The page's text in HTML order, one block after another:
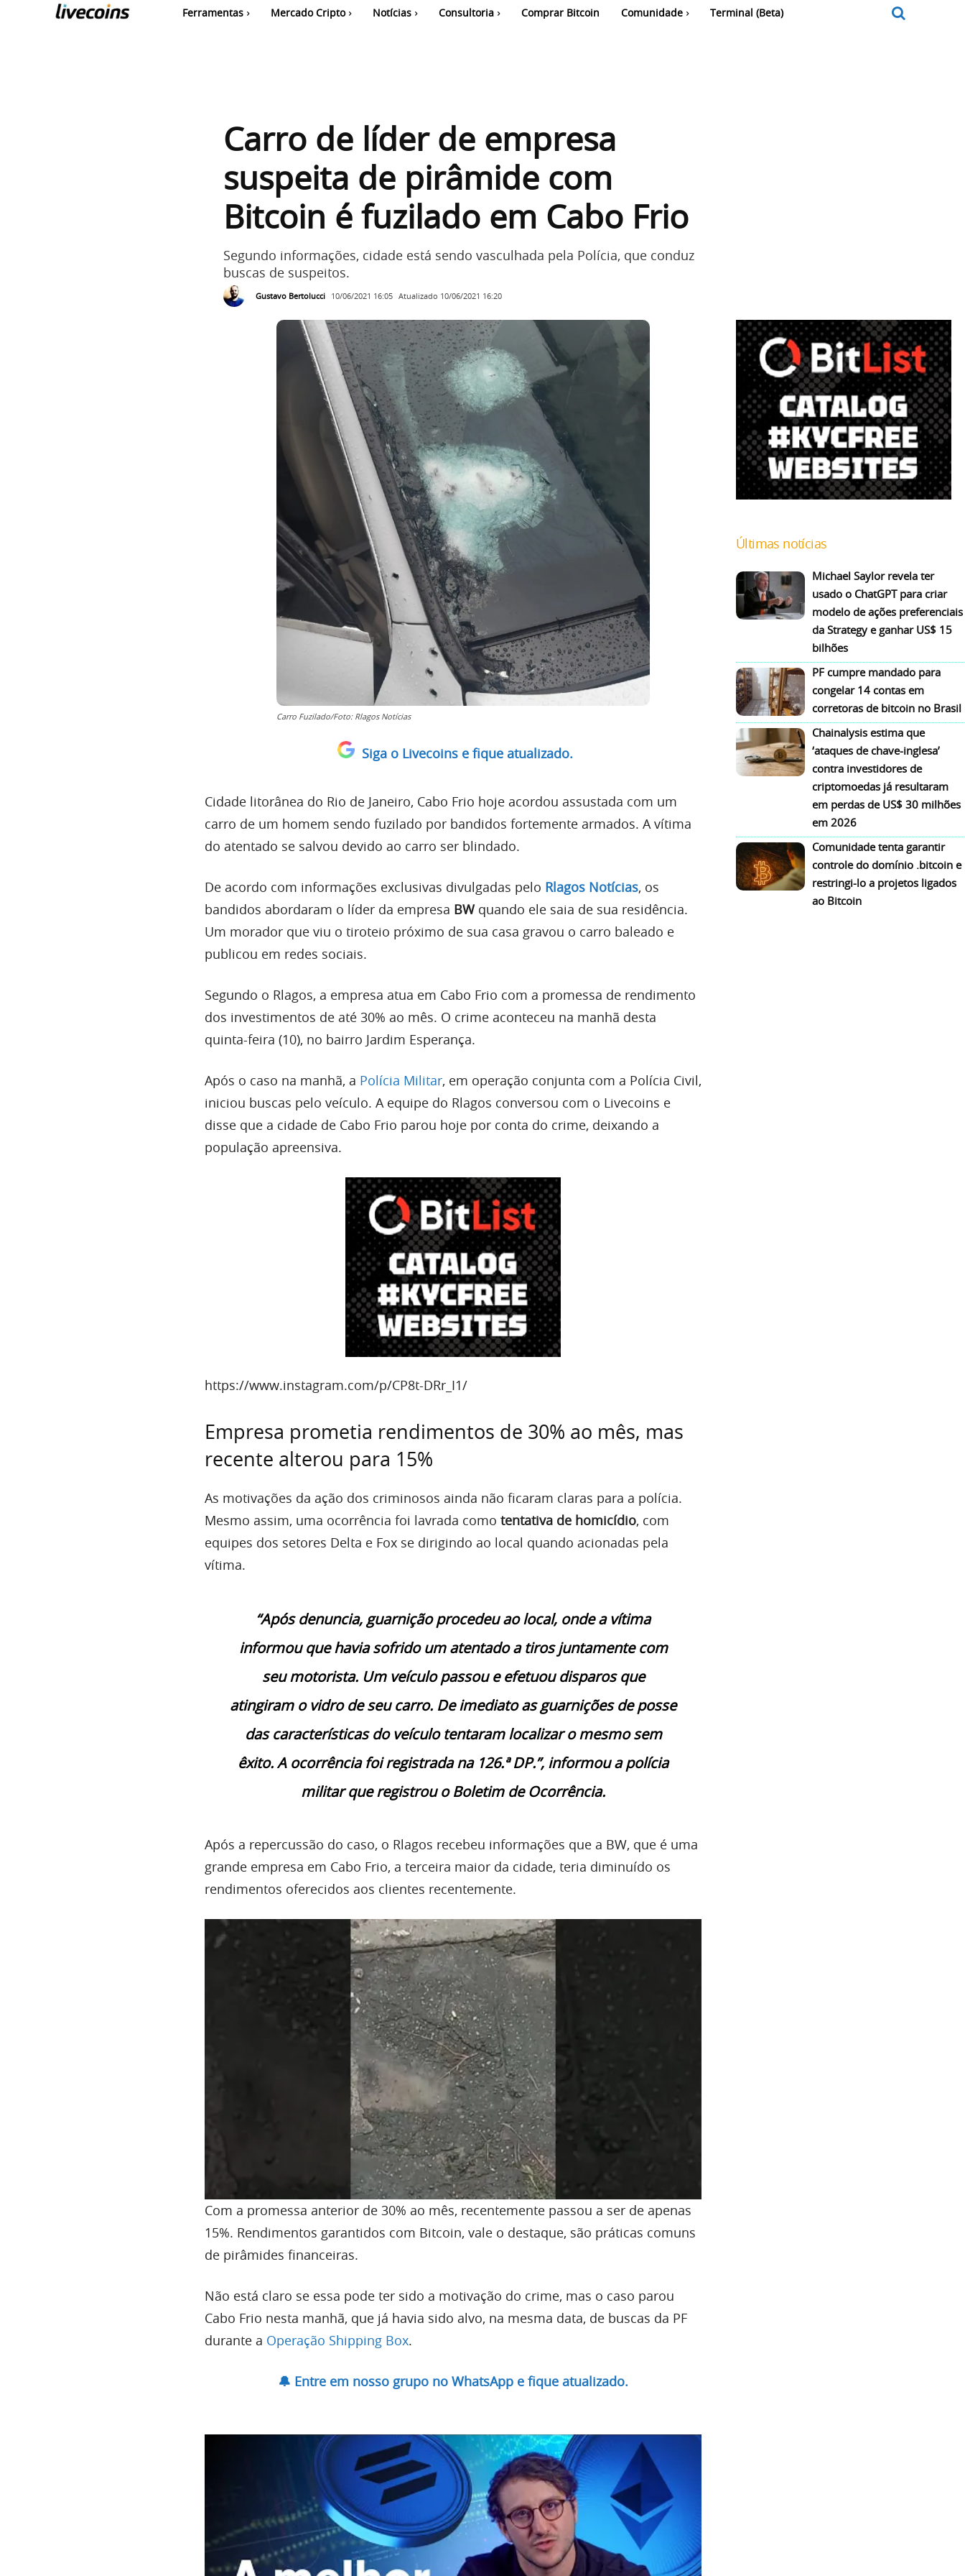
Ferramentas Mercado Cripto Notícias Consultoria Comprar Bitcoin Comunidade Terminal (Beta)
Carro de líder de empresa
suspeita de pirâmide com
Bitcoin é fuzilado em Cabo Frio
Segundo informações, cidade está sendo vasculhada pela Polícia, que conduz
buscas de suspeitos.
Gustavo Bertolucci 10/06/2021 16:05 Atualizado 10/06/2021 16:20
Carro Fuzilado/Foto: Rlagos Notícias
Siga o Livecoins e fique atualizado.
Cidade litorânea do Rio de Janeiro, Cabo Frio hoje acordou assustada com um
carro de um homem sendo fuzilado por bandidos fortemente armados. A vítima
do atentado se salvou devido ao carro ser blindado.
De acordo com informações exclusivas divulgadas pelo Rlagos Notícias, os
bandidos abordaram o líder da empresa BWquando ele saia de sua residência.
Um morador que viu o tiroteio próximo de sua casa gravou o carro baleado e
publicou em redes sociais.
Segundo o Rlagos, a empresa atua em Cabo Frio com a promessa de rendimento
dos investimentos de até 30% ao mês. O crime aconteceu na manhã desta
quinta-feira (10), no bairro Jardim Esperança.
Após o caso na manhã, a Polícia Militar, em operação conjunta com a Polícia Civil,
iniciou buscas pelo veículo. A equipe do Rlagos conversou com o Livecoins e
disse que a cidade de Cabo Frio parou hoje por conta do crime, deixando a
população apreensiva.
https://www.instagram.com/p/CP8t-DRr_I1/
Empresa prometia rendimentos de 30% ao mês, mas
recente alterou para 15%
As motivações da ação dos criminosos ainda não ficaram claras para a polícia.
Mesmo assim, uma ocorrência foi lavrada como tentativa de homicídio, com
equipes dos setores Delta e Fox se dirigindo ao local quando acionadas pela
vítima.
“Após denuncia, guarnição procedeu ao local, onde a vítima
informou que havia sofrido um atentado a tiros juntamente com
seu motorista. Um veículo passou e efetuou disparos que
atingiram o vidro de seu carro. De imediato as guarnições de posse
das características do veículo tentaram localizar o mesmo sem
êxito. A ocorrência foi registrada na 126.ª DP.”, informou a polícia
militar que registrou o Boletim de Ocorrência.
Após a repercussão do caso, o Rlagos recebeu informações que a BW, que é uma
grande empresa em Cabo Frio, a terceira maior da cidade, teria diminuído os
rendimentos oferecidos aos clientes recentemente.
Com a promessa anterior de 30% ao mês, recentemente passou a ser de apenas
15%. Rendimentos garantidos com Bitcoin, vale o destaque, são práticas comuns
de pirâmides financeiras.
Não está claro se essa pode ter sido a motivação do crime, mas o caso parou
Cabo Frio nesta manhã, que já havia sido alvo, na mesma data, de buscas da PF
durante a Operação Shipping Box.
🔔 Entre em nosso grupo no WhatsApp e fique atualizado.
Últimas notícias
Michael Saylor revela ter
usado o ChatGPT para criar
modelo de ações preferenciais
da Strategy e ganhar US$ 15
bilhões
PF cumpre mandado para
congelar 14 contas em
corretoras de bitcoin no Brasil
Chainalysis estima que
‘ataques de chave-inglesa’
contra investidores de
criptomoedas já resultaram
em perdas de US$ 30 milhões
em 2026
Comunidade tenta garantir
controle do domínio .bitcoin e
restringi-lo a projetos ligados
ao Bitcoin